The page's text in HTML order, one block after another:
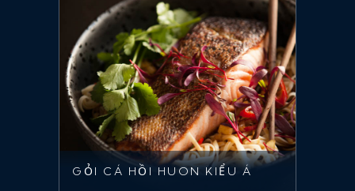
GỎI CÁ HỒI HUON KIỂU Á